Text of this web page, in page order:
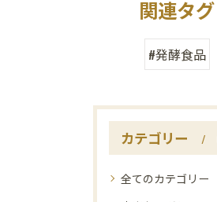
関連タグ
#発酵食品
カテゴリー
全てのカテゴリー